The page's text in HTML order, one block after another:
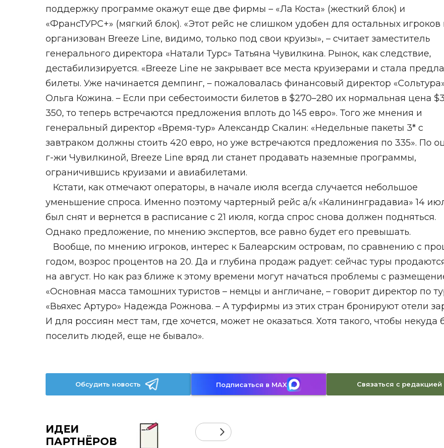
поддержку программе окажут еще две фирмы – «Ла Коста» (жесткий блок) и
«ФрансТУРС+» (мягкий блок). «Этот рейс не слишком удобен для остальных игроков
организован Breeze Line, видимо, только под свои круизы», – считает заместитель
генерального директора «Натали Турс» Татьяна Чувилкина. Рынок, как следствие,
дестабилизируется. «Breeze Line не закрывает все места круизерами и стала
билеты. Уже начинается демпинг, – пожаловалась финансовый директор
Ольга Кожина. – Если при себестоимости билетов в $270–280 их нормальная цена
350, то теперь встречаются предложения вплоть до 145 евро». Того же мнения и
генеральный директор «Время-тур» Александр Скалин: «Недельные пакеты 3* с
завтраком должны стоить 420 евро, но уже встречаются предложения по 335». По
г-жи Чувилкиной, Breeze Line вряд ли станет продавать наземные программы,
ограничившись круизами и авиабилетами.
Кстати, как отмечают операторы, в начале июля всегда случается небольшое
уменьшение спроса. Именно поэтому чартерный рейс а/к «Калининградавиа» 14
был снят и вернется в расписание с 21 июля, когда спрос снова должен подняться.
Однако предложение, по мнению экспертов, все равно будет его превышать.
Вообще, по мнению игроков, интерес к Балеарским островам, по сравнению с
годом, возрос процентов на 20. Да и глубина продаж радует: сейчас туры
на август. Но как раз ближе к этому времени могут начаться проблемы с
«Основная масса тамошних туристов – немцы и англичане, – говорит директор по
«Вьяхес Артуро» Надежда Рожнова. – А турфирмы из этих стран бронируют отели
И для россиян мест там, где хочется, может не оказаться. Хотя такого, чтобы некуда
поселить людей, еще не бывало».
Обсудить новость Подписаться в MAX Связаться с редакцией
ИДЕИ
ПАРТНЁРОВ